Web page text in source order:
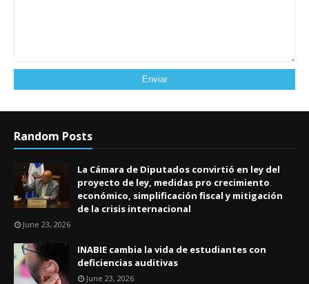
Random Posts
La Cámara de Diputados convirtió en ley del
proyecto de ley, medidas pro crecimiento
económico, simplificación fiscal y mitigación
de la crisis internacional
June 23, 2026
INABIE cambia la vida de estudiantes con
deficiencias auditivas
June 23, 2026